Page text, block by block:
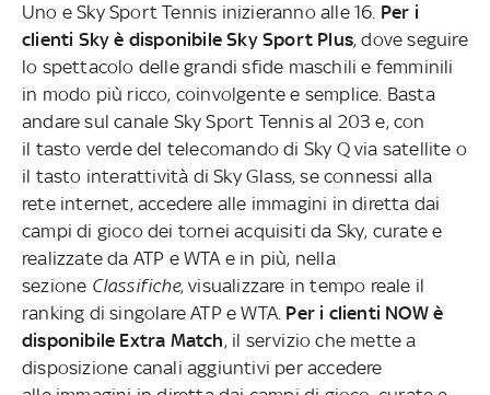
Uno e Sky Sport Tennis inizieranno alle 16. Per i
clienti Sky è disponibile Sky Sport Plus, dove seguire
lo spettacolo delle grandi sfide maschili e femminili
in modo più ricco, coinvolgente e semplice. Basta
andare sul canale Sky Sport Tennis al 203 e, con
il tasto verde del telecomando di Sky Q via satellite o
il tasto interattività di Sky Glass, se connessi alla
rete internet, accedere alle immagini in diretta dai
campi di gioco dei tornei acquisiti da Sky, curate e
realizzate da ATP e WTA e in più, nella
sezione Classifiche, visualizzare in tempo reale il
ranking di singolare ATP e WTA. Per i clienti NOW è
disponibile Extra Match, il servizio che mette a
disposizione canali aggiuntivi per accedere